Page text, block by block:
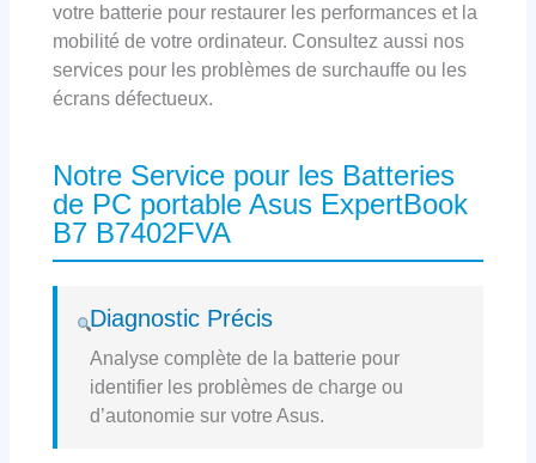
votre batterie pour restaurer les performances et la
mobilité de votre ordinateur. Consultez aussi nos
services pour les problèmes de surchauffe ou les
écrans défectueux.
Notre Service pour les Batteries
de PC portable Asus ExpertBook
B7 B7402FVA
Diagnostic Précis
Analyse complète de la batterie pour
identifier les problèmes de charge ou
d’autonomie sur votre Asus.